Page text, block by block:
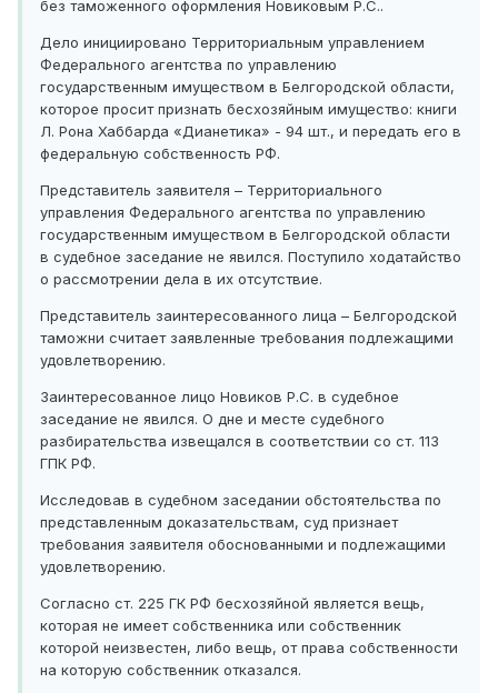
без таможенного оформления Новиковым Р.С..
Дело инициировано Территориальным управлением
Федерального агентства по управлению
государственным имуществом в Белгородской области,
которое просит признать бесхозяйным имущество: книги
Л. Рона Хаббарда «Дианетика» - 94 шт., и передать его в
федеральную собственность РФ.
Представитель заявителя – Территориального
управления Федерального агентства по управлению
государственным имуществом в Белгородской области
в судебное заседание не явился. Поступило ходатайство
о рассмотрении дела в их отсутствие.
Представитель заинтересованного лица – Белгородской
таможни считает заявленные требования подлежащими
удовлетворению.
Заинтересованное лицо Новиков Р.С. в судебное
заседание не явился. О дне и месте судебного
разбирательства извещался в соответствии со ст. 113
ГПК РФ.
Исследовав в судебном заседании обстоятельства по
представленным доказательствам, суд признает
требования заявителя обоснованными и подлежащими
удовлетворению.
Согласно ст. 225 ГК РФ бесхозяйной является вещь,
которая не имеет собственника или собственник
которой неизвестен, либо вещь, от права собственности
на которую собственник отказался.